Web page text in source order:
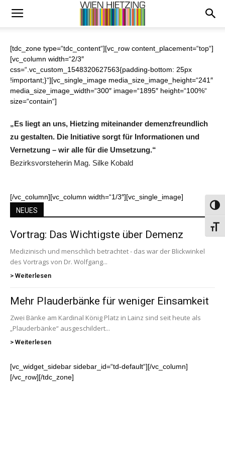
[tdc_zone type=“tdc_content“][vc_row content_placement=“top“]
[vc_column width=“2/3″
css=“.vc_custom_1548320627563{padding-bottom: 25px
!important;}“][vc_single_image media_size_image_height=“241″
media_size_image_width=“300″ image=“1895″ height=“100%“
size=“contain“]
„Es liegt an uns, Hietzing miteinander demenzfreundlich
zu gestalten. Die Initiative sorgt für Informationen und
Vernetzung – wir alle für die Umsetzung.“
Bezirksvorsteherin Mag. Silke Kobald
[/vc_column][vc_column width=“1/3″][vc_single_image]
NEUES
Vortrag: Das Wichtigste über Demenz
Medizinisch und menschlich betrachtet - das war der Blickwinkel
des Vortrags von Dr. Wolfgang...
> Weiterlesen
Mehr Plauderbänke für weniger Einsamkeit
Zwei Bänke am Kardinal König Platz in Lainz sind seit heute als
„Plauderbänke“ ausgeschildert...
> Weiterlesen
[vc_widget_sidebar sidebar_id=“td-default“][/vc_column]
[/vc_row][/tdc_zone]